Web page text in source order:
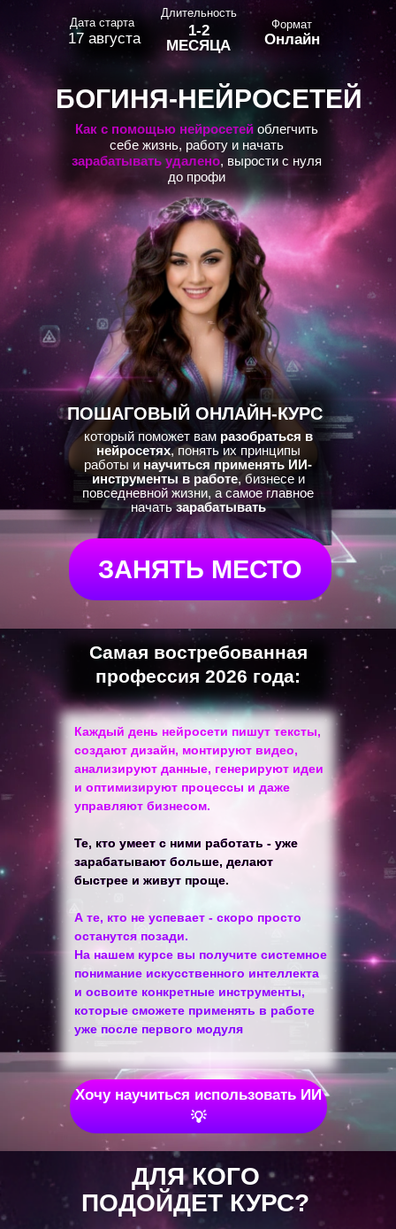
Дата старта Формат
Длительность
Как с помощью нейросетейоблегчить
себе жизнь, работу и начать
зарабатывать удалено, вырости с нуля
до профи
ЗАНЯТЬ МЕСТО
БОГИНЯ-НЕЙРОСЕТЕЙ
1-2
МЕСЯЦА
Онлайн
17 августа
который поможет вам разобраться в
нейросетях, понять их принципы
работы и научиться применять ИИ-
инструменты в работе, бизнесе и
повседневной жизни, а самое главное
начатьзарабатывать
ПОШАГОВЫЙ ОНЛАЙН-КУРС
Самая востребованная
профессия 2026 года:
Каждый день нейросети пишут тексты,
создают дизайн, монтируют видео,
анализируют данные, генерируют идеи
и оптимизируют процессы и даже
управляют бизнесом.
Те, кто умеет с ними работать - уже
зарабатывают больше, делают
быстрее и живут проще.
А те, кто не успевает - скоро просто
останутся позади.
На нашем курсе вы получите системное
понимание искусственного интеллекта
и освоите конкретные инструменты,
которые сможете применять в работе
уже после первого модуля
Хочу научиться использовать ИИ
💡
ДЛЯ КОГО
ПОДОЙДЕТ КУРС?